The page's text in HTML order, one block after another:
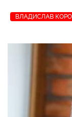
ВЛАДИСЛАВ